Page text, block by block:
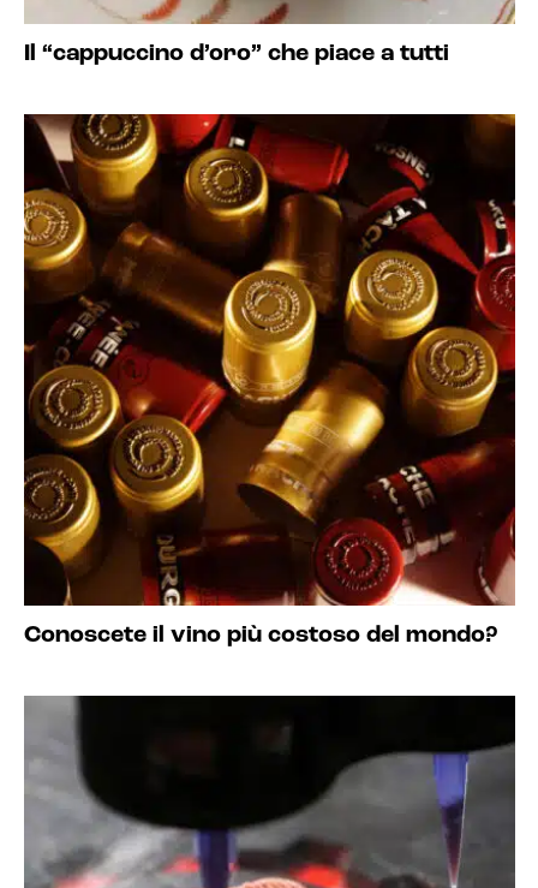
Il “cappuccino d’oro” che piace a tutti
Conoscete il vino più costoso del mondo?